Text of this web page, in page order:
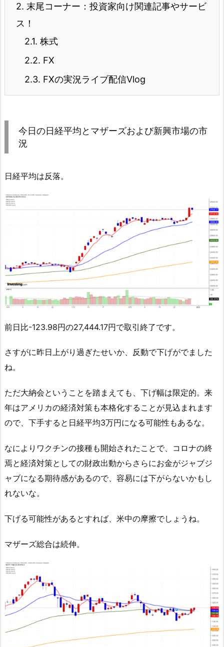
2. 末尾コーナー：投資家向け関連記事やサービ
ス！
2.1. 株式
2.2. FX
2.3. FXの実況ライブ配信Vlog
今日の日経平均とマザーズおよび新興市場の市
況
日経平均は反落。
前日比-123.98円の27,444.17円で取引終了です。
さすがに昨日上がり過ぎたせいか、反動で下げがでました
ね。
ただ大納会ということを踏まえても、下げ幅は限定的。来
年はアメリカの経済対策も本格化することが見込まれます
ので、下手すると日経平均3万円になる可能性もあるな。
なによりワクチンの接種も開始されたことで、コロナの終
焉と経済対策としての財政出動からさらにお金がジャブジ
ャブになる期待感があるので、容易には下がらないかもし
れないな。
下げる可能性があるとすれば、米中の摩擦でしょうね。
マザーズ総合は続伸。